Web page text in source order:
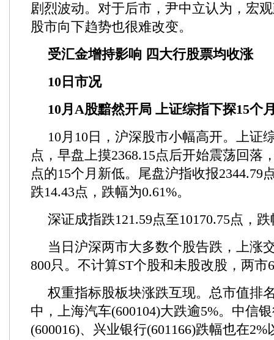
剧烈波动。对于后市，尹中立认为，宏
股市向下趋势也很难改变。
受汇金增持影响 四大行股票均收涨
10日市况
10月A股黯然开局 上证综指下探15个
10月10日，沪深股市小幅高开。上证
点，早盘上摸2368.15点后开始震荡回落
点的15个月新低。尾盘沪指收报2344.79
跌14.43点，跌幅为0.61%。
深证成指跌121.59点至10170.75点，
当日沪深两市大多数个股告跌，上涨
800只。不计算ST个股和未股改股，两市
权重指标股板块涨跌互现。总市值排
中，上海汽车(600104)大跌逾5%。中信
(600016)、兴业银行(601166)跌幅也在2%